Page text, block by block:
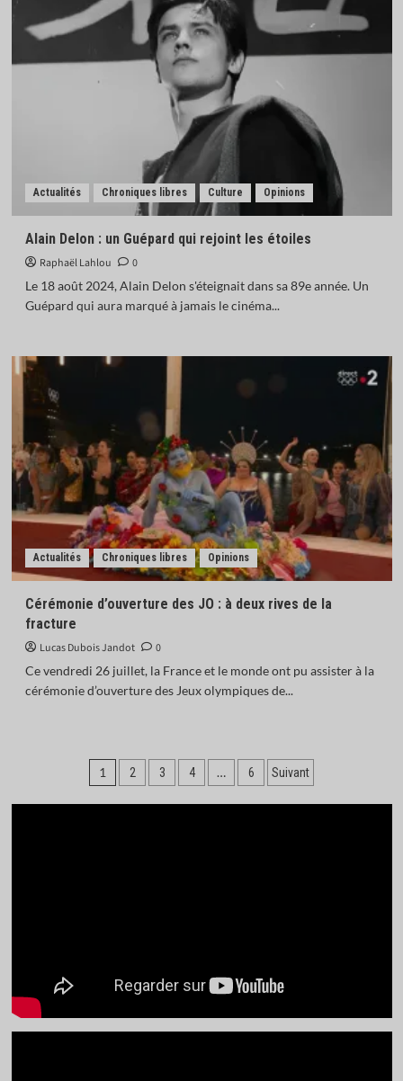
Actualités Chroniques libres Culture Opinions
Alain Delon : un Guépard qui rejoint les étoiles
Raphaël Lahlou
0
Le 18 août 2024, Alain Delon s'éteignait dans sa 89e année. Un
Guépard qui aura marqué à jamais le cinéma...
Actualités Chroniques libres Opinions
Cérémonie d’ouverture des JO : à deux rives de la
fracture
Lucas Dubois Jandot
0
Ce vendredi 26 juillet, la France et le monde ont pu assister à la
cérémonie d’ouverture des Jeux olympiques de...
Pagination
des
1 2 3 4 … 6 Suivant